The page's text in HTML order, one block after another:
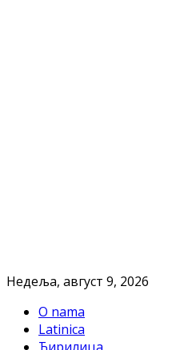
Недеља, август 9, 2026
O nama
Latinica